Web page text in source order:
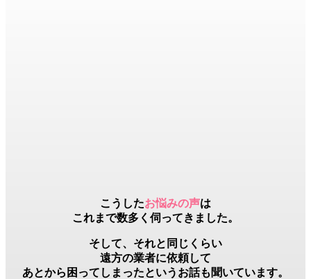
こうしたお悩みの声は
これまで数多く伺ってきました。
そして、それと同じくらい
遠方の業者に依頼して
あとから困ってしまったというお話も聞いています。